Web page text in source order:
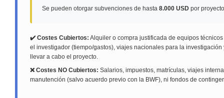
Se pueden otorgar subvenciones de hasta 8.000 USD por
✔️ Costes Cubiertos: Alquiler o compra justificada de equipos
el investigador (tiempo/gastos), viajes nacionales para la
llevar a cabo el proyecto.
❌ Costes NO Cubiertos: Salarios, impuestos, matrículas, viajes
manutención (salvo acuerdo previo con la BWF), ni fondos de